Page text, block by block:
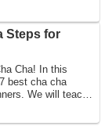
クへの想い
Steps for
Cha! In this
best cha cha
We will teach